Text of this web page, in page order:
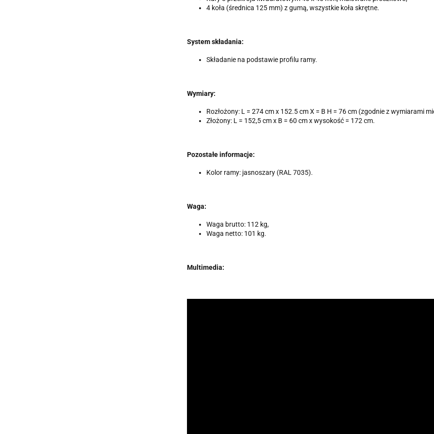
4 koła (średnica 125 mm) z gumą, wszystkie koła skrętne.
System składania:
Składanie na podstawie profilu ramy.
Wymiary:
Rozłożony: L = 274 cm x 152.5 cm X = B H = 76 cm (zgodnie z wymiarami
Złożony: L = 152,5 cm x B = 60 cm x wysokość = 172 cm.
Pozostałe informacje:
Kolor ramy: jasnoszary (RAL 7035).
Waga:
Waga brutto: 112 kg,
Waga netto: 101 kg.
Multimedia: